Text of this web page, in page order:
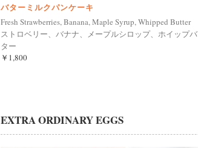
バターミルクパンケーキ
Fresh Strawberries, Banana, Maple Syrup, Whipped Butter
ストロベリー、バナナ、メープルシロップ、ホイップバ
ター
￥1,800
EXTRA ORDINARY EGGS